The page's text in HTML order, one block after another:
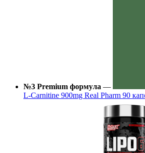
№3 Premium формула —
L-Carnitine 900mg Real Pharm 90